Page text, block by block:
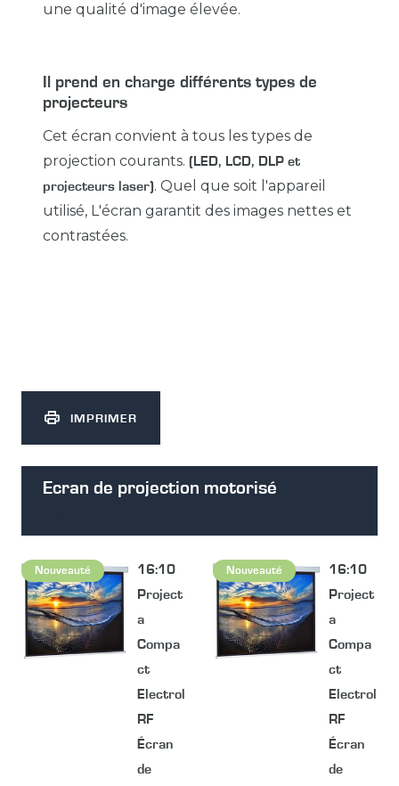
une qualité d'image élevée.
Il prend en charge différents types de
projecteurs
Cet écran convient à tous les types de
projection courants. (LED, LCD, DLP et
projecteurs laser). Quel que soit l'appareil
utilisé, L'écran garantit des images nettes et
contrastées.
IMPRIMER
Ecran de projection motorisé
Nouveauté
16:10
Project
a
Compa
ct
Electrol
RF
Écran
de
Nouveauté
16:10
Project
a
Compa
ct
Electrol
RF
Écran
de